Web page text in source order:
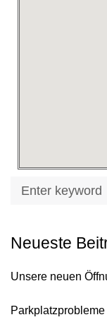
Neueste
Unsere neuen
Parkplatzprobleme